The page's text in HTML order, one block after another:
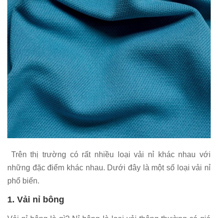
Trên thị trường có rất nhiều loại vải nỉ khác nhau với
những đặc điểm khác nhau. Dưới đây là một số loại vải nỉ
phổ biến.
1. Vải nỉ bông